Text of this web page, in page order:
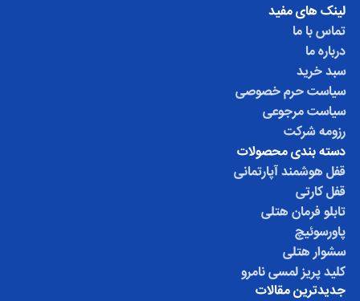
لینک های مفید
تماس با ما
درباره ما
سبد خرید
سیاست حرم خصوصی
سیاست مرجوعی
رزومه شرکت
دسته بندی محصولات
قفل هوشمند آپارتمانی
قفل کارتی
تابلو فرمان هتلی
پاورسوئیچ
سشوار هتلی
کلید پریز لمسی نامرو
جدیدترین مقالات